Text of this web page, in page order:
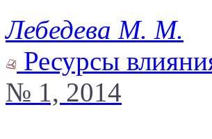
Лебедева М. М.
Ресурсы
№ 1, 2014